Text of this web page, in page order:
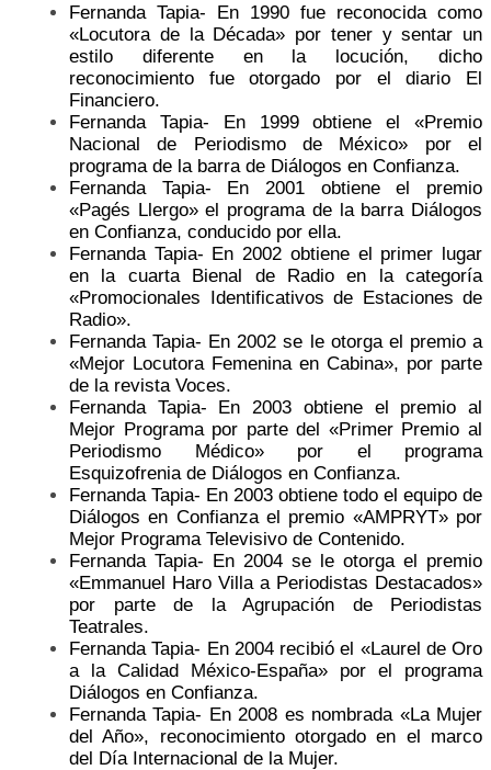
Fernanda Tapia- En 1990 fue reconocida como
«Locutora de la Década» por tener y sentar un
estilo diferente en la locución, dicho
reconocimiento fue otorgado por el diario El
Financiero.
Fernanda Tapia- En 1999 obtiene el «Premio
Nacional de Periodismo de México» por el
programa de la barra de Diálogos en Confianza.
Fernanda Tapia- En 2001 obtiene el premio
«Pagés Llergo» el programa de la barra Diálogos
en Confianza, conducido por ella.
Fernanda Tapia- En 2002 obtiene el primer lugar
en la cuarta Bienal de Radio en la categoría
«Promocionales Identificativos de Estaciones de
Radio».
Fernanda Tapia- En 2002 se le otorga el premio a
«Mejor Locutora Femenina en Cabina», por parte
de la revista Voces.
Fernanda Tapia- En 2003 obtiene el premio al
Mejor Programa por parte del «Primer Premio al
Periodismo Médico» por el programa
Esquizofrenia de Diálogos en Confianza.
Fernanda Tapia- En 2003 obtiene todo el equipo de
Diálogos en Confianza el premio «AMPRYT» por
Mejor Programa Televisivo de Contenido.
Fernanda Tapia- En 2004 se le otorga el premio
«Emmanuel Haro Villa a Periodistas Destacados»
por parte de la Agrupación de Periodistas
Teatrales.
Fernanda Tapia- En 2004 recibió el «Laurel de Oro
a la Calidad México-España» por el programa
Diálogos en Confianza.
Fernanda Tapia- En 2008 es nombrada «La Mujer
del Año», reconocimiento otorgado en el marco
del Día Internacional de la Mujer.